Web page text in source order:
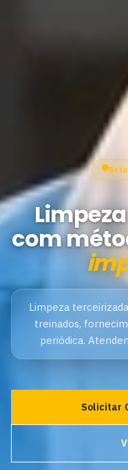
com
Limpeza
treinados,
periódica.
Solicitar